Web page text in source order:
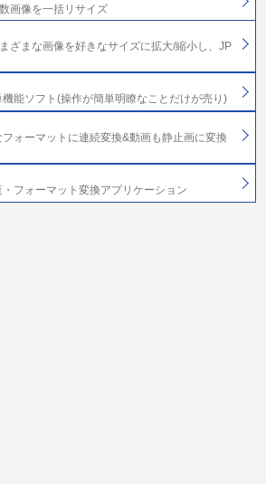
画像を一括リサイズ
ざまな画像を好きなサイズに拡大/縮小し、JP
能ソフト(操作が簡単明瞭なことだけが売り)
ォーマットに連続変換&動画も静止画に変換
フォーマット変換アプリケーション